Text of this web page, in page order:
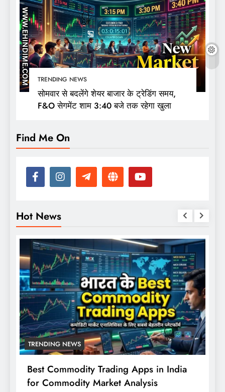
TRENDING NEWS
सोमवार से बदलेंगे शेयर बाजार के ट्रेडिंग समय,
F&O सेगमेंट शाम 3:40 बजे तक रहेगा खुला
Find Me On
Hot News
TRENDING NEWS
Best Commodity Trading Apps in India
for Commodity Market Analysis